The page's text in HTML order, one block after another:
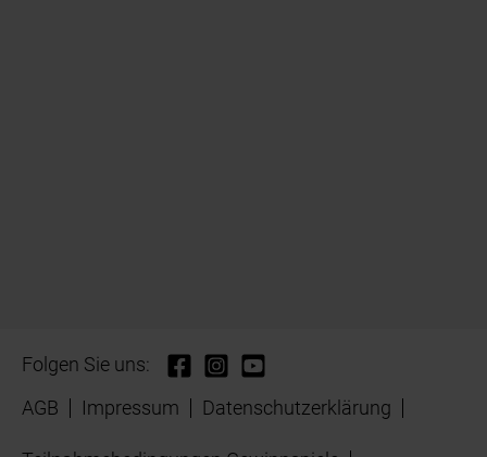
Folgen Sie uns:
AGB
Impressum Datenschutzerklärung